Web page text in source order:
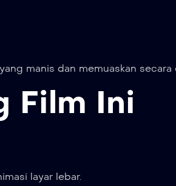
manis dan memuaskan secara
Film Ini
layar lebar.